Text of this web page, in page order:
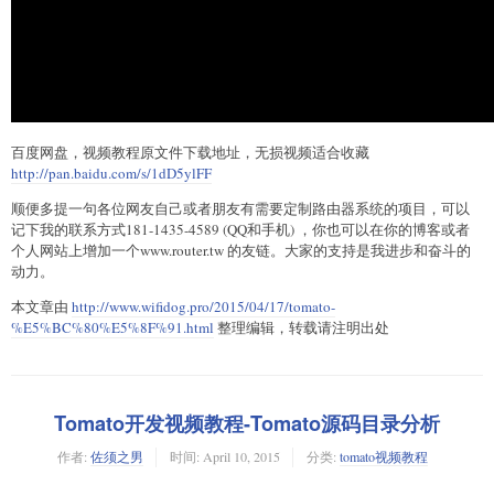
百度网盘，视频教程原文件下载地址，无损视频适合收藏
http://pan.baidu.com/s/1dD5ylFF
顺便多提一句各位网友自己或者朋友有需要定制路由器系统的项目，可以
记下我的联系方式181-1435-4589 (QQ和手机) ，你也可以在你的博客或者
个人网站上增加一个www.router.tw 的友链。大家的支持是我进步和奋斗的
动力。
本文章由 http://www.wifidog.pro/2015/04/17/tomato-
%E5%BC%80%E5%8F%91.html 整理编辑，转载请注明出处
Tomato开发视频教程-Tomato源码目录分析
作者: 佐须之男 时间: April 10, 2015 分类: tomato视频教程